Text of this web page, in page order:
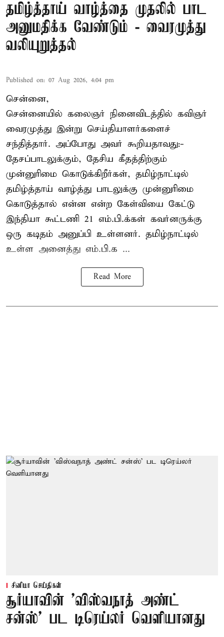
தமிழ்த்தாய் வாழ்த்தை முதலில் பாட
அனுமதிக்க வேண்டும் - வைரமுத்து
வலியுறுத்தல்
Published on: 07 Aug 2026, 4:04 pm
சென்னை,
சென்னையில் கலைஞர் நினைவிடத்தில் கவிஞர்
வைரமுத்து இன்று செய்தியாளர்களைச்
சந்தித்தார். அப்போது அவர் கூறியதாவது:-
தேசப்பாடலுக்கும், தேசிய கீதத்திற்கும்
முன்னுரிமை கொடுக்கிறீர்கள், தமிழ்நாட்டில்
தமிழ்த்தாய் வாழ்த்து பாடலுக்கு முன்னுரிமை
கொடுத்தால் என்ன என்ற கேள்வியை கேட்டு
இந்தியா கூட்டணி 21 எம்.பி.க்கள் கவர்னருக்கு
ஒரு கடிதம் அனுப்பி உள்ளனர். தமிழ்நாட்டில்
உள்ள அனைத்து எம்.பி.க ...
Read More
சினிமா செய்திகள்
சூர்யாவின் 'விஸ்வநாத் அண்ட்
சன்ஸ்' பட டிரெய்லர் வெளியானது